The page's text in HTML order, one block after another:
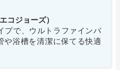
コジョーズ）
プで、ウルトラファインバ
や浴槽を清潔に保てる快適